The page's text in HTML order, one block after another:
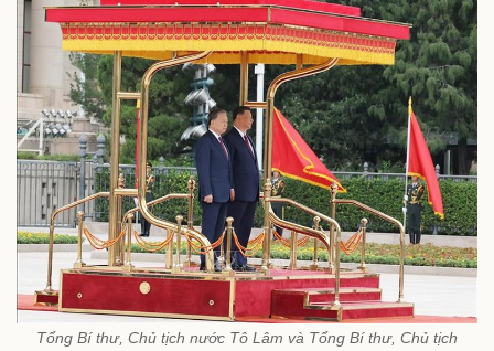
Tổng Bí thư, Chủ tịch nước Tô Lâm và Tổng Bí thư, Chủ tịch